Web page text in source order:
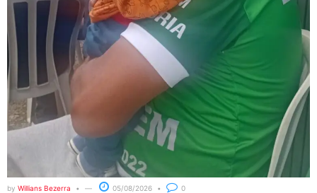
by Willians Bezerra 05/08/2026 0